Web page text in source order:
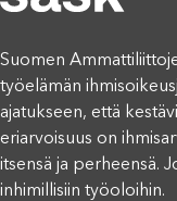
Suomen
työelämän
ajatukseen, että
eriarvoisuus on
itsensä ja perheensä.
inhimillisiin työoloihin.